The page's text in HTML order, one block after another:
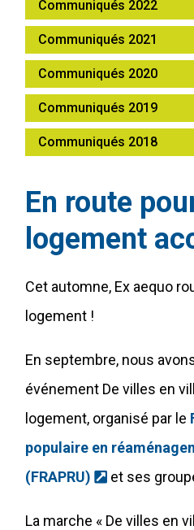
Communiqués 2022
Communiqués 2021
Communiqués 2020
Communiqués 2019
Communiqués 2018
En route
logement
Cet automne, Ex aequo
logement !
En septembre, nous
événement De villes en
logement, organisé par le
populaire en
(FRAPRU)
(Ce lien
et ses
La marche « De villes en